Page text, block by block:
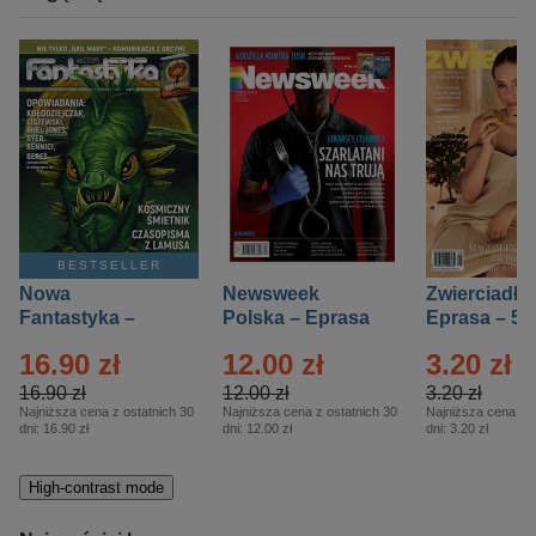
BESTSELLER
Nowa
Fantastyka –
16.90 zł
16.90 zł
Najniższa cena z ostatnich 30
dni: 16.90 zł
Newsweek
Polska – Eprasa
12.00 zł
12.00 zł
Najniższa cena z ostatnich 30
dni: 12.00 zł
Zwierciadło
Eprasa – 5/
3.20 zł
3.20 zł
Najniższa cena z
dni: 3.20 zł
High-contrast mode